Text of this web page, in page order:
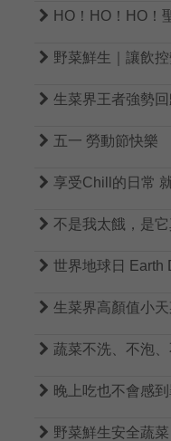
 HO！HO！HO！
 野菜鮮生｜讓飲
 生菜界王者強勢回
 五一 勞動節快樂
 享受Chill的日常
 不是我太餓，是
 世界地球日 Earth
 生菜界高顏值小天
 蔬菜不洗、不泡
 晚上吃也不會感
 野菜鮮生安全蔬